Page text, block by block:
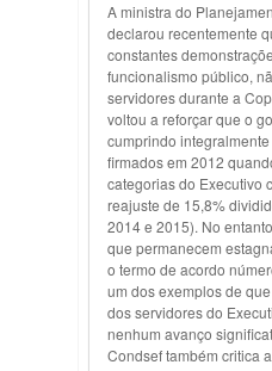
A ministra do
declarou recentemente
constantes
funcionalismo público,
servidores durante a
voltou a reforçar que o
cumprindo
firmados em 2012
categorias do Executivo
reajuste de 15,8%
2014 e 2015). No
que permanecem
o termo de acordo
um dos exemplos de
dos servidores do
nenhum avanço
Condsef também critica